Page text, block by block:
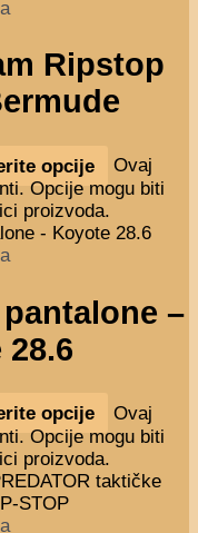
Ripstop
opcije
Ovaj
Opcije mogu biti
proizvoda.
–
opcije
Ovaj
Opcije mogu biti
proizvoda.